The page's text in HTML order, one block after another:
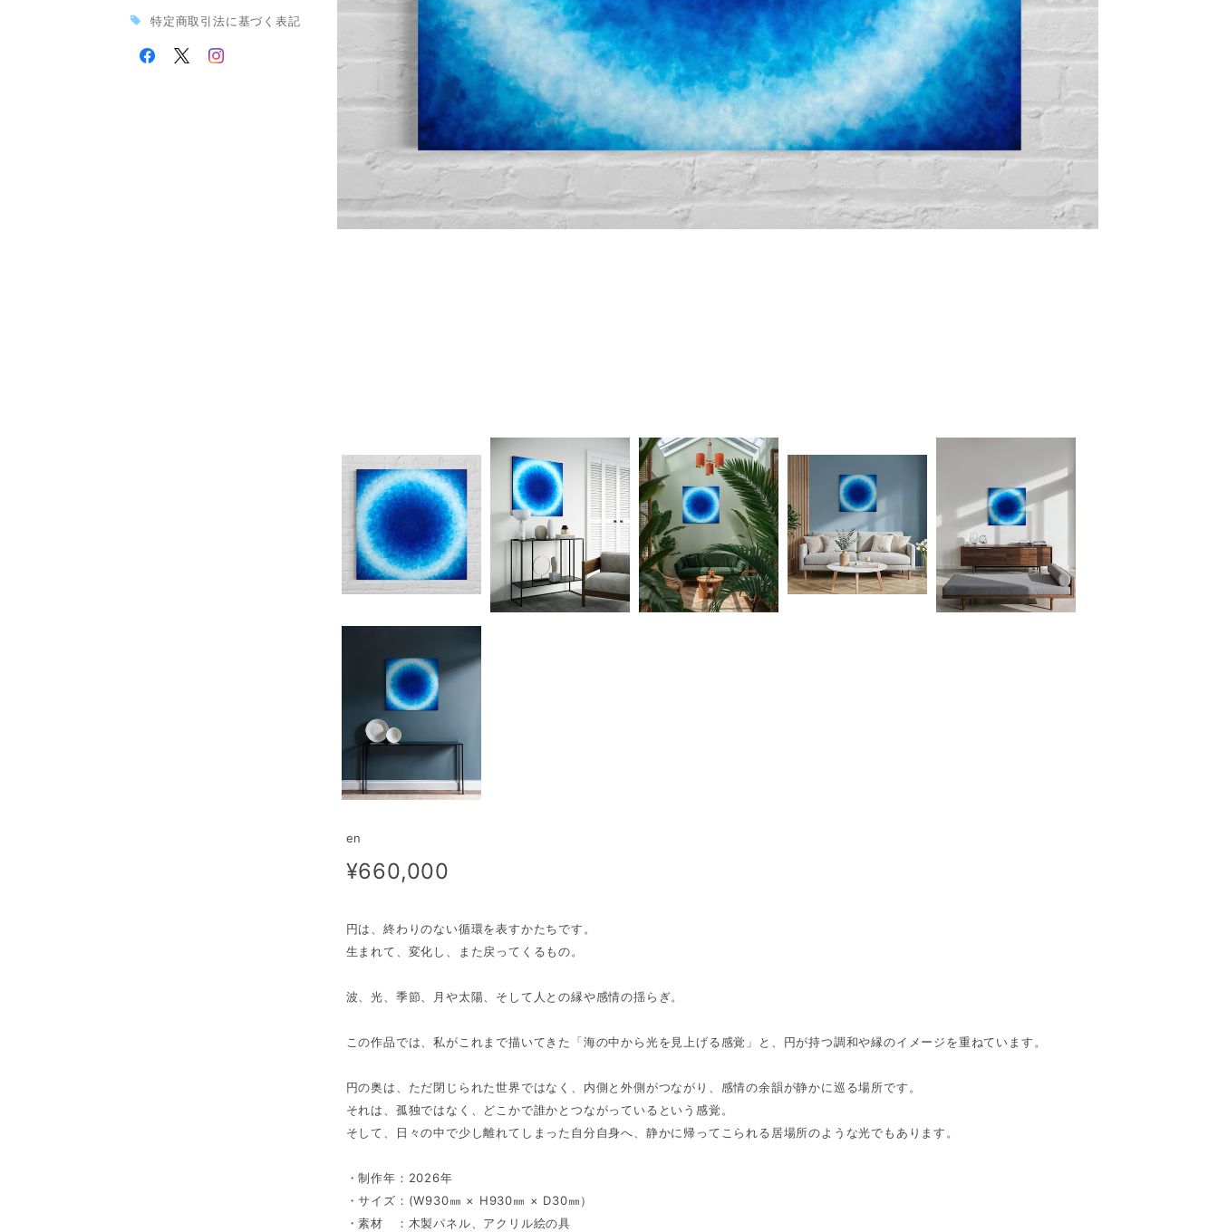
特定商取引法に基づく表記
en
¥660,000
円は、終わりのない循環を表すかたちです。
生まれて、変化し、また戻ってくるもの。
波、光、季節、月や太陽、そして人との縁や感情の揺らぎ。
この作品では、私がこれまで描いてきた「海の中から光を見上げる感覚」と、円が持つ調和や縁のイメージを重ねています。
円の奥は、ただ閉じられた世界ではなく、内側と外側がつながり、感情の余韻が静かに巡る場所です。
それは、孤独ではなく、どこかで誰かとつながっているという感覚。
そして、日々の中で少し離れてしまった自分自身へ、静かに帰ってこられる居場所のような光でもあります。
・制作年：2026年
・サイズ：(W930㎜ × H930㎜ × D30㎜）
・素材 ：木製パネル、アクリル絵の具